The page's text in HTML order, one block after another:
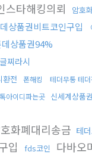
스타해킹의뢰 암호
상품권비트코인구입
상품권94%
찌라시
환전 폰해킹 테더무통 테
아이디파는곳 신세계상품
화폐대리송금 테
입 fds코인 다바오